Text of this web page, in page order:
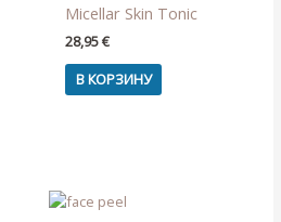
Micellar Skin Tonic
28,95€
В КОРЗИНУ